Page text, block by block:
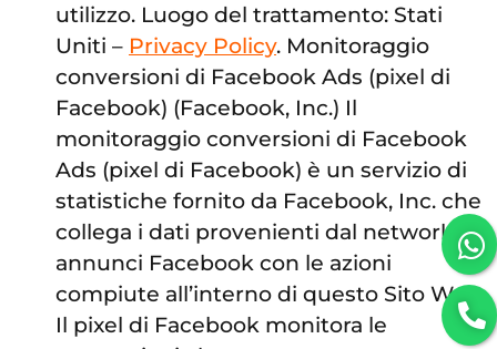
utilizzo. Luogo del trattamento: Stati
Uniti – Privacy Policy. Monitoraggio
conversioni di Facebook Ads (pixel di
Facebook) (Facebook, Inc.) Il
monitoraggio conversioni di Facebook
Ads (pixel di Facebook) è un servizio di
statistiche fornito da Facebook, Inc. che
collega i dati provenienti dal network di
annunci Facebook con le azioni
compiute all’interno di questo Sito Web.
Il pixel di Facebook monitora le